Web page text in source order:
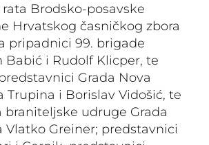
Brodsko-posavske
Hrvatskog časničkog zbora
pripadnici 99. brigade
Babić i Rudolf Klicper, te
Grada Nova
Trupina i Borislav Vidošić, te
braniteljske udruge Grada
Vlatko Greiner; predstavnici